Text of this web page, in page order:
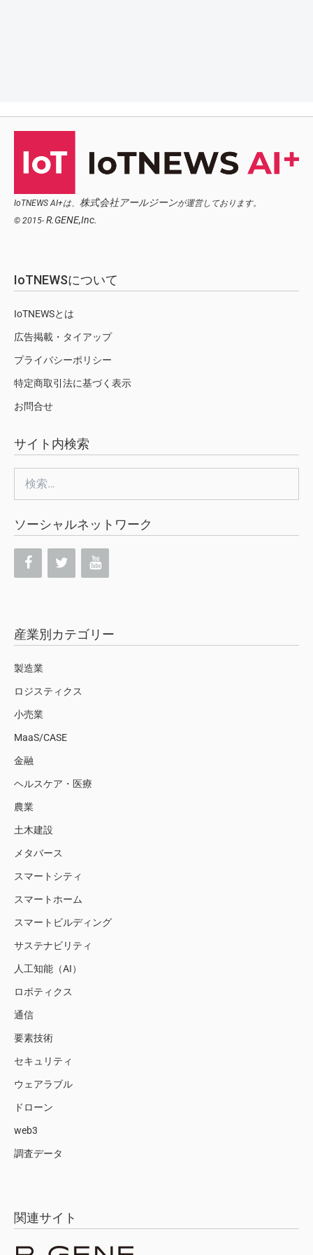
IoTNEWS AI+は、 株式会社アールジーンが運営しております。
© 2015- R.GENE,Inc.
IoTNEWSについて
IoTNEWSとは
広告掲載・タイアップ
プライバシーポリシー
特定商取引法に基づく表示
お問合せ
サイト内検索
索:
ソーシャルネットワーク
産業別カテゴリー
製造業
ロジスティクス
小売業
MaaS/CASE
金融
ヘルスケア・医療
農業
土木建設
メタバース
スマートシティ
スマートホーム
スマートビルディング
サステナビリティ
人工知能（AI）
ロボティクス
通信
要素技術
セキュリティ
ウェアラブル
ドローン
web3
調査データ
関連サイト